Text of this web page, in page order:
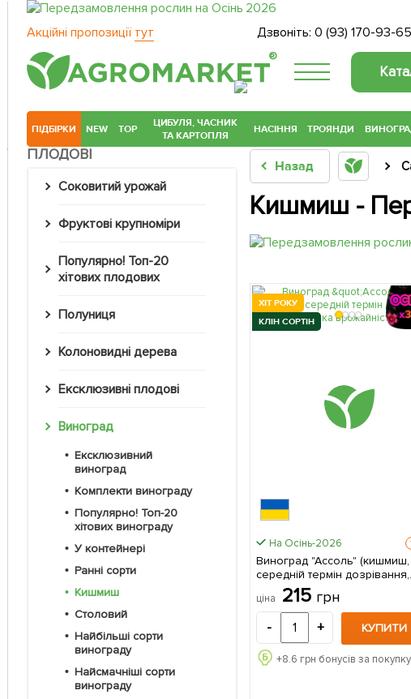
Акційні пропозиції тут Дзвоніть: 0 (93) 170-93-65
®
ПІДБІРКИ NEW TOP
ЦИБУЛЯ, ЧАСНИК
ТА КАРТОПЛЯ
НАСІННЯ ТРОЯНДИ
ПЛОДОВІ
Соковитий урожай
Фруктові крупноміри
Популярно! Топ-20
хітових плодових
Полуниця
Колоновидні дерева
Ексклюзивні плодові
Виноград
Ексклюзивний
виноград
Комплекти винограду
Популярно! Топ-20
хітових винограду
У контейнері
Ранні сорти
Кишмиш
Столовий
Найбільші сорти
винограду
Найсмачніші сорти
винограду
Назад
Кишмиш -
ХІТ РОКУ
КЛІН СОРТІН
На Осінь-2026
Виноград "Ассоль" (кишмиш,
середній термін дозрівання,
висока врожайність) 1 саджанець
в упаковці
ціна 215 грн
- + КУПИТИ
+8.6 грн бонусів за покупку